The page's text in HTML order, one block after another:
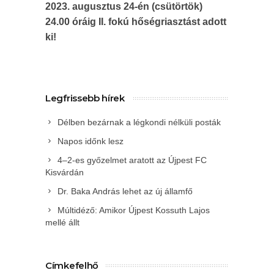
2023. augusztus 24-én (csütörtök)
24.00 óráig II. fokú hőségriasztást adott
ki!
Legfrissebb hírek
Délben bezárnak a légkondi nélküli posták
Napos időnk lesz
4–2-es győzelmet aratott az Újpest FC
Kisvárdán
Dr. Baka András lehet az új államfő
Múltidéző: Amikor Újpest Kossuth Lajos
mellé állt
Címkefelhő